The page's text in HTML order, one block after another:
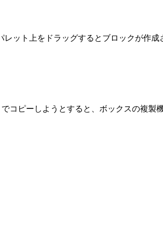
ット上をドラッグするとブロックが作
コピーしようとすると、ボックスの複